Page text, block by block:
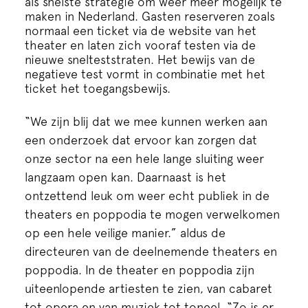
maken in Nederland. Gasten reserveren zoals
normaal een ticket via de website van het
theater en laten zich vooraf testen via de
nieuwe snelteststraten. Het bewijs van de
negatieve test vormt in combinatie met het
ticket het toegangsbewijs.
“We zijn blij dat we mee kunnen werken aan
een onderzoek dat ervoor kan zorgen dat
onze sector na een hele lange sluiting weer
langzaam open kan. Daarnaast is het
ontzettend leuk om weer echt publiek in de
theaters en poppodia te mogen verwelkomen
op een hele veilige manier.” aldus de
directeuren van de deelnemende theaters en
poppodia. In de theater en poppodia zijn
uiteenlopende artiesten te zien, van cabaret